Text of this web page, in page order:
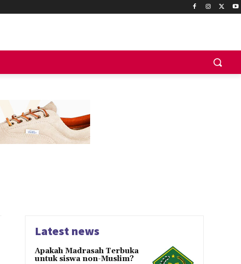
Latest news
Apakah Madrasah Terbuka
untuk siswa non-Muslim?